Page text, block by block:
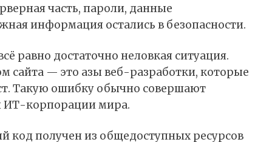
часть, пароли, данные
информация остались в безопасности.
равно достаточно неловкая ситуация.
сайта — это азы веб-разработки, которые
Такую ошибку обычно совершают
ИТ-корпорации мира.
код получен из общедоступных ресурсов